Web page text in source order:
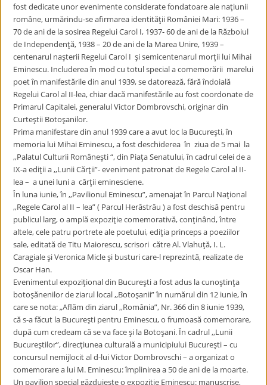
fost dedicate unor evenimente considerate fondatoare ale naţiunii
române, urmărindu-se afirmarea identităţii României Mari: 1936 –
70 de ani de la sosirea Regelui Carol I, 1937- 60 de ani de la Războiul
de Independenţă, 1938 – 20 de ani de la Marea Unire, 1939 –
centenarul naşterii Regelui Carol I şi semicentenarul morţii lui Mihai
Eminescu. Includerea în mod cu totul special a comemorării marelui
poet în manifestările din anul 1939, se datorează, fără îndoială
Regelui Carol al II-lea, chiar dacă manifestările au fost coordonate de
Primarul Capitalei, generalul Victor Dombrovschi, originar din
Curteştii Botoşanilor.
Prima manifestare din anul 1939 care a avut loc la Bucureşti, în
memoria lui Mihai Eminescu, a fost deschiderea în ziua de 5 mai la
,,Palatul Culturii Româneşti “, din Piaţa Senatului, în cadrul celei de a
IX-a ediţii a ,,Lunii Cărţii”- eveniment patronat de Regele Carol al II-
lea – a unei luni a cărţii eminesciene.
În luna iunie, în ,,Pavilionul Eminescu”, amenajat în Parcul Naţional
,,Regele Carol al II – lea” ( Parcul Herăstrău ) a fost deschisă pentru
publicul larg, o amplă expoziţie comemorativă, conţinând, între
altele, cele patru portrete ale poetului, ediţia princeps a poeziilor
sale, editată de Titu Maiorescu, scrisori către Al. Vlahuţă, I. L.
Caragiale şi Veronica Micle şi busturi care-l reprezintă, realizate de
Oscar Han.
Evenimentul expoziţional din Bucureşti a fost adus la cunoştinţa
botoşănenilor de ziarul local ,,Botoşanii” în numărul din 12 iunie, în
care se nota: „Aflăm din ziarul ,,România”, Nr. 366 din 8 iunie 1939,
că s-a făcut la Bucureşti pentru Eminescu, o frumoasă comemorare,
după cum credeam că se va face şi la Botoşani. În cadrul ,,Lunii
Bucureştilor”, direcţiunea culturală a municipiului Bucureşti – cu
concursul nemijlocit al d-lui Victor Dombrovschi – a organizat o
comemorare a lui M. Eminescu: împlinirea a 50 de ani de la moarte.
Un pavilion special găzduieşte o expoziţie Eminescu: manuscrise,